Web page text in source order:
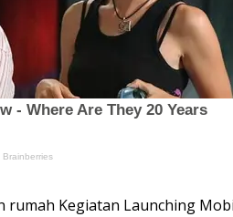
rumah Kegiatan Launching